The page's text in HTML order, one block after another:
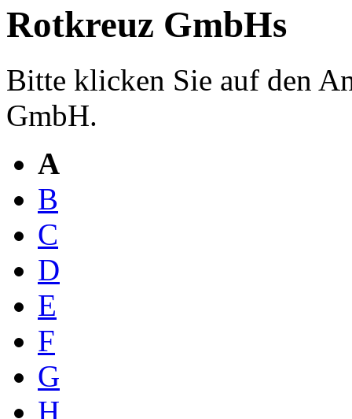
Rotkreuz GmbHs
Bitte klicken Sie auf den
GmbH.
A
B
C
D
E
F
G
H